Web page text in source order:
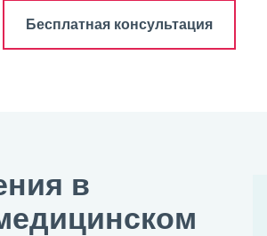
Бесплатная консультация
в